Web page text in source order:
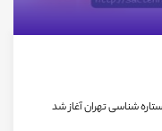
شناسی تهران آغاز شد